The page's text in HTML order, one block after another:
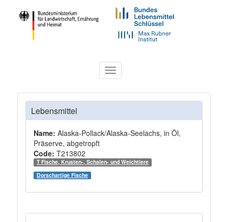
Toggle
navigation
Lebensmittel
Name: Alaska-Pollack/Alaska-Seelachs, in Öl,
Präserve, abgetropft
Code: T213802
T Fische, Krusten-, Schalen- und Weichtiere
Dorschartige Fische